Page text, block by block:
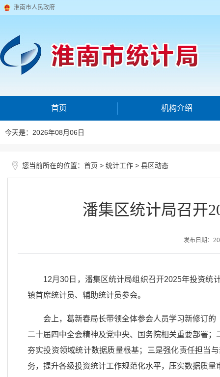
淮南市人民政府
首页 机构介绍
今天是：2026年08月06日
您当前所在的位置： 首页 > 统计工作 > 县区动态
潘集区统计局召开
发布日期：
12月30日，潘集区统计局组织召开2025年投资统
镇首席统计员、辅助统计员参会。
会上，葛新春局长带领全体参会人员学习新修订
二十届四中全会精神及党中央、国务院相关重要部署
夯实投资领域统计数据质量根基；三是强化责任担当
务，提升各级投资统计工作规范化水平，压实数据质量